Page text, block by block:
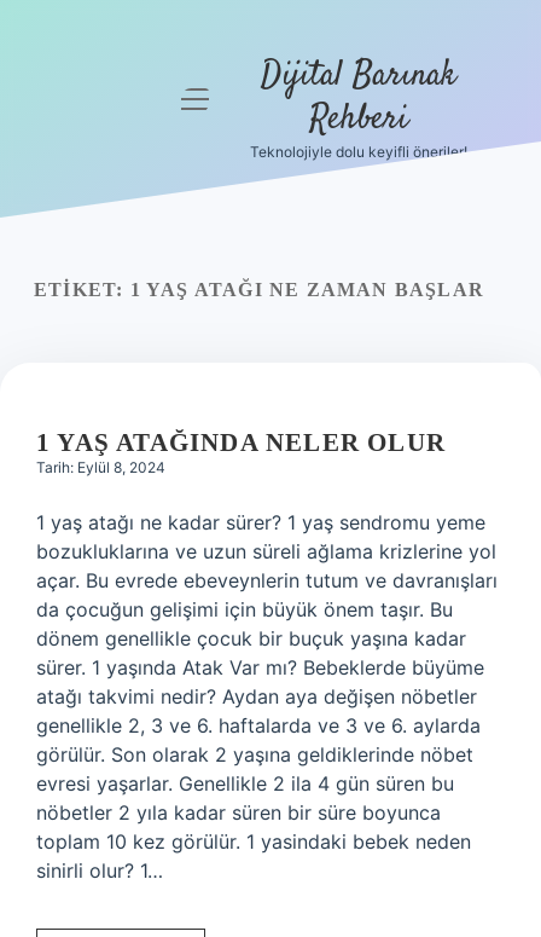
menüyü
Dijital Barınak
Rehberi
Teknolojiyle dolu keyifli öneriler!
ETIKET: 1 YAŞ ATAĞI NE ZAMAN BAŞLAR
1 YAŞ ATAĞINDA NELER OLUR
Tarih: Eylül 8, 2024
1 yaş atağı ne kadar sürer? 1 yaş sendromu yeme
bozukluklarına ve uzun süreli ağlama krizlerine yol
açar. Bu evrede ebeveynlerin tutum ve davranışları
da çocuğun gelişimi için büyük önem taşır. Bu
dönem genellikle çocuk bir buçuk yaşına kadar
sürer. 1 yaşında Atak Var mı? Bebeklerde büyüme
atağı takvimi nedir? Aydan aya değişen nöbetler
genellikle 2, 3 ve 6. haftalarda ve 3 ve 6. aylarda
görülür. Son olarak 2 yaşına geldiklerinde nöbet
evresi yaşarlar. Genellikle 2 ila 4 gün süren bu
nöbetler 2 yıla kadar süren bir süre boyunca
toplam 10 kez görülür. 1 yasindaki bebek neden
sinirli olur? 1…